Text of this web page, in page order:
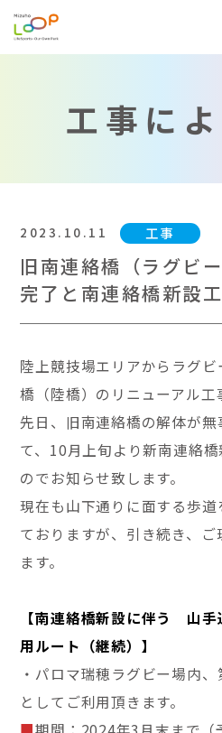
工事に
2023.10.11 工事
旧南連絡橋（ラグビ
完了と南連絡橋新設
陸上競技場エリアからラグ
橋（陸橋）のリニューアル工
先日、旧南連絡橋の解体が
て、10月上旬より新南連絡
のでお知らせ致します。
現在も山下通りに面する歩
ておりますが、引き続き、
ます。
【南連絡橋新設に伴う 山
用ルート（継続）】
・パロマ瑞穂ラグビー場内
としてご利用頂きます。